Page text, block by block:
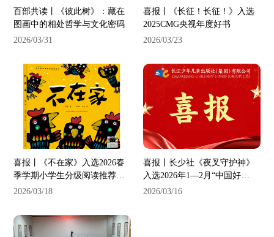
百部共读丨《彼此树》：藏在
图画中的相处哲学与文化密码
2026/03/31
喜报丨《长征！长征！》入选
2025CMG央视年度好书
2026/03/23
喜报丨《不在家》入选2026春
季学期小学生分级阅读推荐书
单
2026/03/18
喜报丨长少社《夜叉守护神》
入选2026年1—2月“中国好
书”推荐书目
2026/03/16